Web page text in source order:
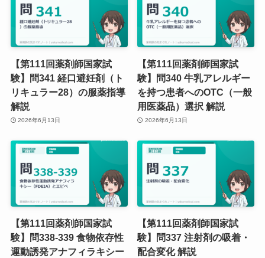
【第111回薬剤師国家試
験】問341 経口避妊剤（ト
リキュラー28）の服薬指導
解説
2026年6月13日
【第111回薬剤師国家試
験】問340 牛乳アレルギー
を持つ患者へのOTC（一般
用医薬品）選択 解説
2026年6月13日
【第111回薬剤師国家試
験】問338-339 食物依存性
運動誘発アナフィラキシー
【第111回薬剤師国家試
験】問337 注射剤の吸着・
配合変化 解説